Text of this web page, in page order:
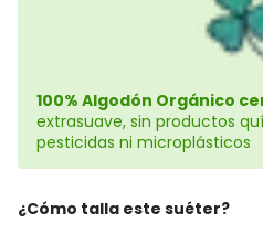
100% Algodón Orgánico
extrasuave, sin productos
pesticidas ni microplásticos
¿Cómo talla este suéter?